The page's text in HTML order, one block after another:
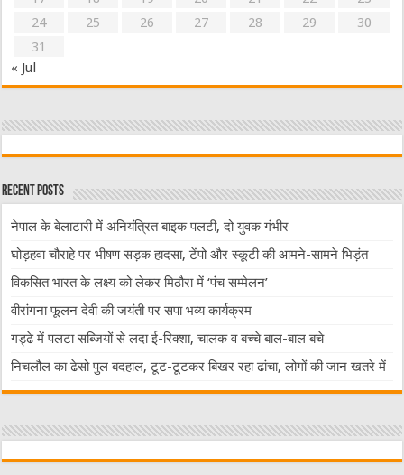
24
25 26 27 28 29
30
31
« Jul
Recent Posts
नेपाल के बेलाटारी में अनियंत्रित बाइक पलटी, दो युवक गंभीर
घोड़हवा चौराहे पर भीषण सड़क हादसा, टेंपो और स्कूटी की आमने-सामने भिड़ंत
विकसित भारत के लक्ष्य को लेकर मिठौरा में ‘पंच सम्मेलन’
वीरांगना फूलन देवी की जयंती पर सपा भव्य कार्यक्रम
गड्ढे में पलटा सब्जियों से लदा ई-रिक्शा, चालक व बच्चे बाल-बाल बचे
निचलौल का ढेसो पुल बदहाल, टूट-टूटकर बिखर रहा ढांचा, लोगों की जान खतरे में